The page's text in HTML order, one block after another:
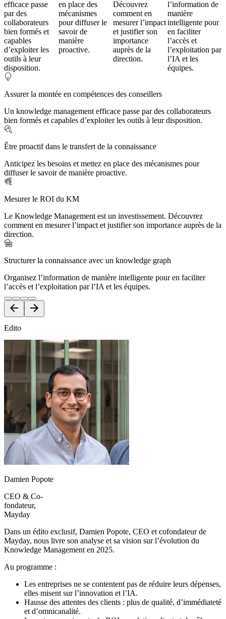
efficace passe
par des
collaborateurs
bien formés et
capables
d’exploiter les
outils à leur
disposition.
en place des
mécanismes
pour diffuser le
savoir de
manière
proactive.
Découvrez
comment en
mesurer l’impact
et justifier son
importance
auprès de la
direction.
l’information de
manière
intelligente pour
en faciliter
l’accès et
l’exploitation par
l’IA et les
équipes.
Assurer la montée en compétences des conseillers
Un knowledge management efficace passe par des collaborateurs
bien formés et capables d’exploiter les outils à leur disposition.
Être proactif dans le transfert de la connaissance
Anticipez les besoins et mettez en place des mécanismes pour
diffuser le savoir de manière proactive.
Mesurer le ROI du KM
Le Knowledge Management est un investissement. Découvrez
comment en mesurer l’impact et justifier son importance auprès de la
direction.
Structurer la connaissance avec un knowledge graph
Organisez l’information de manière intelligente pour en faciliter
l’accès et l’exploitation par l’IA et les équipes.
Edito
Damien Popote
CEO & Co-
fondateur,
Mayday
Dans un édito exclusif, Damien Popote, CEO et cofondateur de
Mayday, nous livre son analyse et sa vision sur l’évolution du
Knowledge Management en 2025.
Au programme :
Les entreprises ne se contentent pas de réduire leurs dépenses,
elles misent sur l’innovation et l’IA.
Hausse des attentes des clients : plus de qualité, d’immédiateté
et d’omnicanalité.